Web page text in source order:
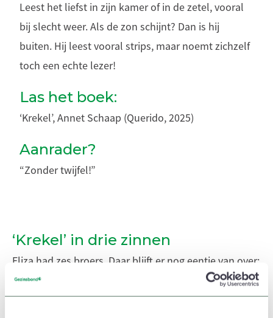
Leest het liefst in zijn kamer of in de zetel, vooral
bij slecht weer. Als de zon schijnt? Dan is hij
buiten. Hij leest vooral strips, maar noemt zichzelf
toch een echte lezer!
Las het boek:
‘Krekel’, Annet Schaap (Querido, 2025)
Aanrader?
“Zonder twijfel!”
‘Krekel’ in drie zinnen
Eliza had zes broers. Daar blijft er nog eentje van over:
de kleine Krekel, een beetje een blok aan Eliza’s been.
De andere vijf broers zijn verdronken op zee, zeggen